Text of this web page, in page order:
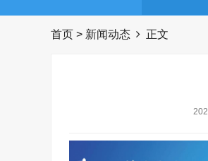
首页 > 新闻动态 正文